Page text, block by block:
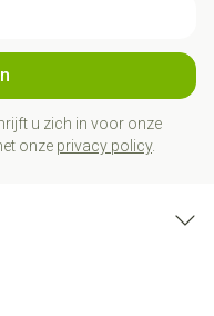
u zich in voor onze
onze privacy policy.